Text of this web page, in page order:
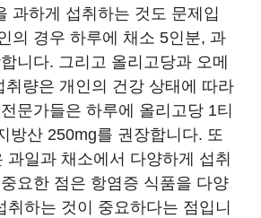
과하게 섭취하는 것도 문제입
의 경우 하루에 채소 5인분, 과
니다. 그리고 올리고당과 오메
취량은 개인의 건강 상태에 따라
문가들은 하루에 올리고당 1티
방산 250mg를 권장합니다. 또
과일과 채소에서 다양하게 섭취
요한 점은 항염증 식품을 다양
취하는 것이 중요하다는 점입니